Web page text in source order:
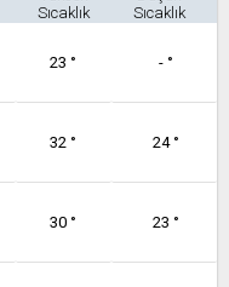
Sıcaklık
Sıcaklık
23 ° - °
32 ° 24 °
30 ° 23 °